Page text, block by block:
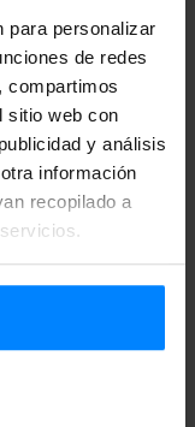
para personalizar
de redes
compartimos
sitio web con
y análisis
información
recopilado a
lado, afirma que
Herria pero, cada
blogs, y páginas
como ejemplo a
Iglesia, entre
Castelruiz ,ha
sociales en el
al contexto
herramienta para la
de cada clase, se
sociales